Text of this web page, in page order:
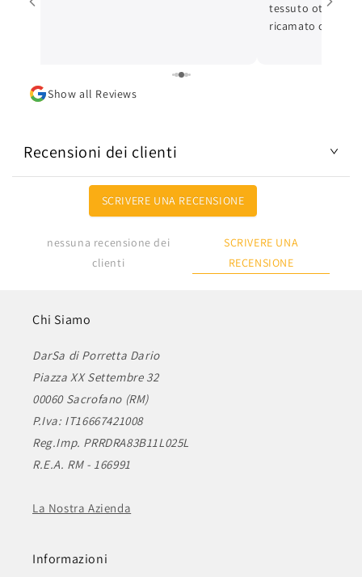
tessuto ottimo e
ricamato con
Show all Reviews
Recensioni dei clienti
SCRIVERE UNA RECENSIONE
nessuna recensione dei
clienti
SCRIVERE UNA
RECENSIONE
Chi Siamo
DarSa di Porretta Dario
Piazza XX Settembre 32
00060 Sacrofano (RM)
P.Iva: IT16667421008
Reg.Imp. PRRDRA83B11L025L
R.E.A. RM - 166991
La Nostra Azienda
Informazioni